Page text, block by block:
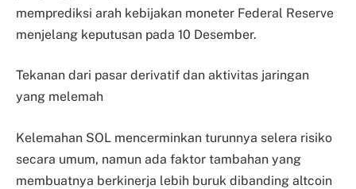
memprediksi arah kebijakan moneter Federal Reserve
menjelang keputusan pada 10 Desember.
Tekanan dari pasar derivatif dan aktivitas jaringan
yang melemah
Kelemahan SOL mencerminkan turunnya selera risiko
secara umum, namun ada faktor tambahan yang
membuatnya berkinerja lebih buruk dibanding altcoin